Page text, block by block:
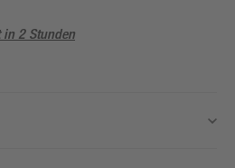
2 Stunden